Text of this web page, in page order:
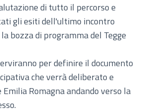
di tutto il percorso e
gli esiti dell'ultimo incontro
bozza di programma del Tegge
per definire il documento
che verrà deliberato e
Romagna andando verso la